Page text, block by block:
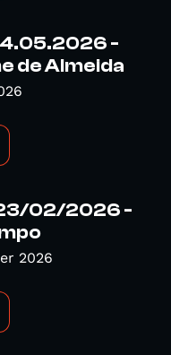
-
de Almeida
02/2026 -
2026